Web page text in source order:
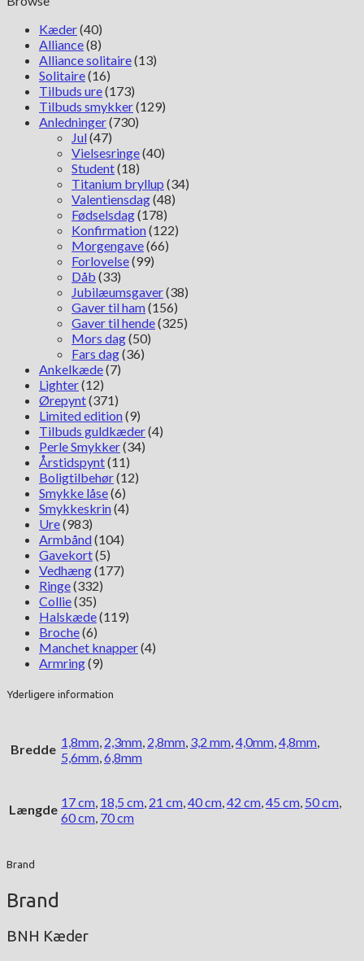
antal
Kæder(40)
Alliance(8)
Alliance solitaire(13)
Solitaire(16)
Tilbuds ure(173)
Tilbuds smykker(129)
Anledninger(730)
Jul(47)
Vielsesringe(40)
Student(18)
Titanium bryllup (34)
Valentiensdag(48)
Fødselsdag(178)
Konfirmation(122)
Morgengave(66)
Forlovelse(99)
Dåb (33)
Jubilæumsgaver(38)
Gaver til ham(156)
Gaver til hende(325)
Mors dag(50)
Fars dag(36)
Ankelkæde(7)
Lighter(12)
Ørepynt(371)
Limited edition(9)
Tilbuds guldkæder(4)
Perle Smykker(34)
Årstidspynt(11)
Boligtilbehør(12)
Smykke låse(6)
Smykkeskrin(4)
Ure(983)
Armbånd(104)
Gavekort(5)
Vedhæng(177)
Ringe(332)
Collie(35)
Halskæde(119)
Broche(6)
Manchet knapper(4)
Armring(9)
Yderligere information
Bredde 1,8mm, 2,3mm, 2,8mm, 3,2 mm,4,0mm,4,8mm,
5,6mm,6,8mm
Længde 17 cm, 18,5 cm, 21 cm,40 cm,42 cm,45 cm, 50 cm,
60 cm, 70 cm
Brand
Brand
BNH Kæder